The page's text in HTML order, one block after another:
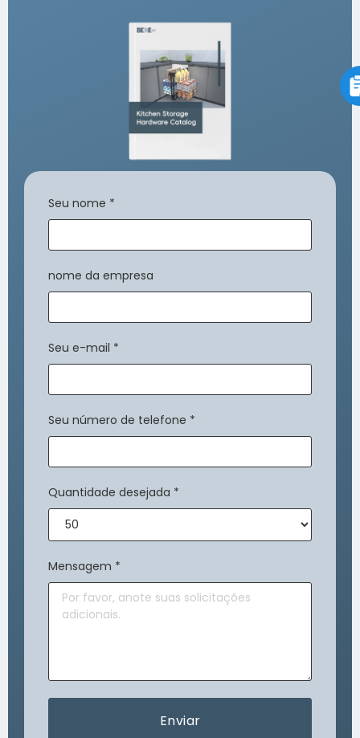
Seu nome *
nome da empresa
Seu e-mail *
Seu número de telefone *
Quantidade desejada *
Mensagem *
Enviar